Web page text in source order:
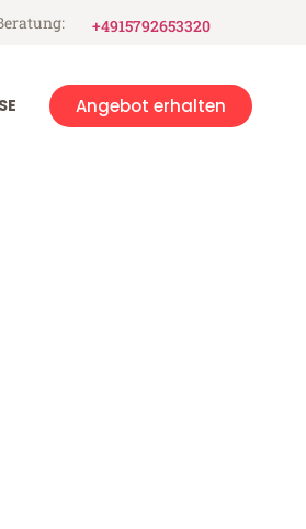
+4915792653320
Angebot erhalten